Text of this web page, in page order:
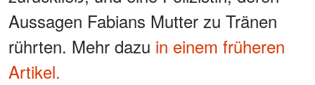
Aussagen Fabians Mutter zu Tränen
rührten. Mehr dazu in einem früheren
Artikel.